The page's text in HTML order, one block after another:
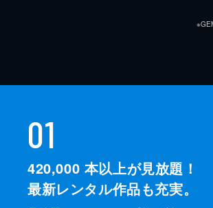
01
420,000 本以上が見放題！
最新レンタル作品も充実。